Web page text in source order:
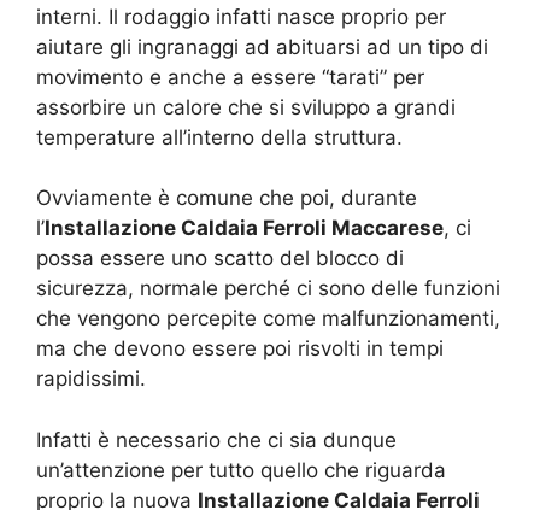
interni. Il rodaggio infatti nasce proprio per
aiutare gli ingranaggi ad abituarsi ad un tipo di
movimento e anche a essere “tarati” per
assorbire un calore che si sviluppo a grandi
temperature all’interno della struttura.
Ovviamente è comune che poi, durante
l’Installazione Caldaia Ferroli Maccarese, ci
possa essere uno scatto del blocco di
sicurezza, normale perché ci sono delle funzioni
che vengono percepite come malfunzionamenti,
ma che devono essere poi risvolti in tempi
rapidissimi.
Infatti è necessario che ci sia dunque
un’attenzione per tutto quello che riguarda
proprio la nuova Installazione Caldaia Ferroli